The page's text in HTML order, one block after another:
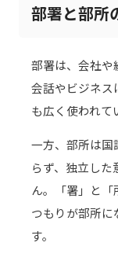
部署と部所
部署は、会社や
会話やビジネス
も広く使われて
一方、部所は国
らず、独立し
ん。「署」と「
つもりが部所に
す。